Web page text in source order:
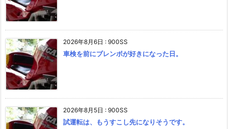
2026年8月6日 : 900SS
車検を前にブレンボが好きになった日。
2026年8月5日 : 900SS
試運転は、もうすこし先になりそうです。